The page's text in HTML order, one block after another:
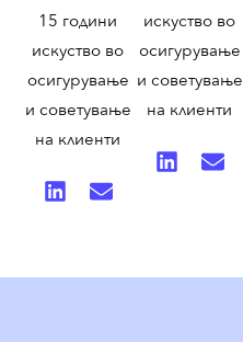
15 години
искуство во
осигурување
и советување
на клиенти
искуство во
осигурување
и советување
на клиенти